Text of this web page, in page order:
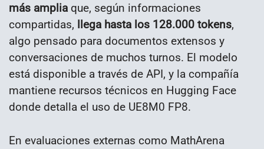
más amplia que, según informaciones
compartidas, llega hasta los 128.000 tokens,
algo pensado para documentos extensos y
conversaciones de muchos turnos. El modelo
está disponible a través de API, y la compañía
mantiene recursos técnicos en Hugging Face
donde detalla el uso de UE8M0 FP8.
En evaluaciones externas como MathArena